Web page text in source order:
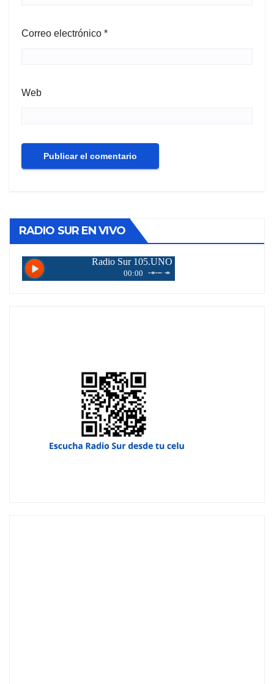
Correo electrónico *
Web
RADIO SUR EN VIVO